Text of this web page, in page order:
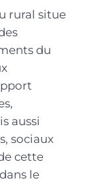
rural situe
du
aussi
sociaux
cette
le